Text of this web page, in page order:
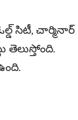
సిటీ, చార్మినార్
తెలుస్తోంది.